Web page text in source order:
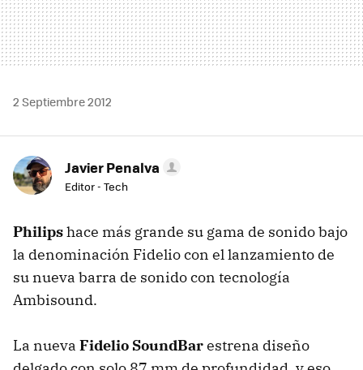
2 Septiembre 2012
Javier Penalva
Editor - Tech
Philipshace más grande su gama de sonido bajo
la denominación Fidelio con el lanzamiento de
su nueva barra de sonido con tecnología
Ambisound.
La nueva Fidelio SoundBarestrena diseño